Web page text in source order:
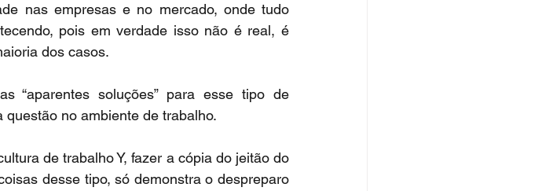
nas empresas e no mercado, onde tudo
pois em verdade isso não é real, é
dos casos.
“aparentes soluções” para esse tipo de
no ambiente de trabalho.
de trabalho Y, fazer a cópia do jeitão do
desse tipo, só demonstra o despreparo